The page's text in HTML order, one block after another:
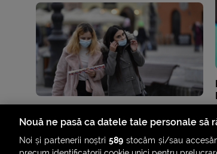
Nouă ne pasă ca datele tale personale să
Noi și partenerii noștri589 stocăm și/sau